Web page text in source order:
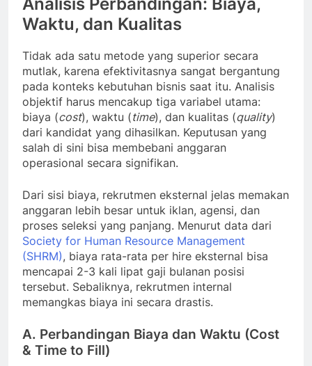
Waktu, dan Kualitas
Tidak ada satu metode yang superior secara
mutlak, karena efektivitasnya sangat bergantung
pada konteks kebutuhan bisnis saat itu. Analisis
objektif harus mencakup tiga variabel utama:
biaya (cost), waktu (time), dan kualitas (quality)
dari kandidat yang dihasilkan. Keputusan yang
salah di sini bisa membebani anggaran
operasional secara signifikan.
Dari sisi biaya, rekrutmen eksternal jelas memakan
anggaran lebih besar untuk iklan, agensi, dan
proses seleksi yang panjang. Menurut data dari
Society for Human Resource Management
(SHRM), biaya rata-rata per hire eksternal bisa
mencapai 2-3 kali lipat gaji bulanan posisi
tersebut. Sebaliknya, rekrutmen internal
memangkas biaya ini secara drastis.
A. Perbandingan Biaya dan Waktu (Cost
& Time to Fill)